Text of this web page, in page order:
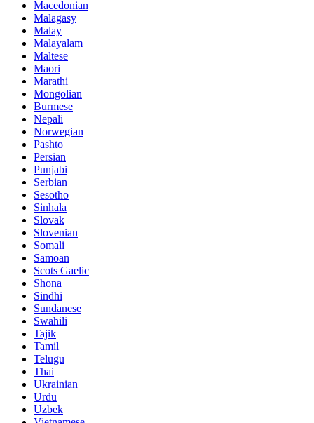
Macedonian
Malagasy
Malay
Malayalam
Maltese
Maori
Marathi
Mongolian
Burmese
Nepali
Norwegian
Pashto
Persian
Punjabi
Serbian
Sesotho
Sinhala
Slovak
Slovenian
Somali
Samoan
Scots Gaelic
Shona
Sindhi
Sundanese
Swahili
Tajik
Tamil
Telugu
Thai
Ukrainian
Urdu
Uzbek